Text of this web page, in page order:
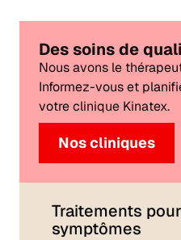
Des soins de
Nous avons le
Informez-vous et
votre clinique Kinatex.
Nos cliniques
Traitements
symptômes